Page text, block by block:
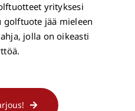
yrityksesi
golftuote jää mieleen
jolla on oikeasti